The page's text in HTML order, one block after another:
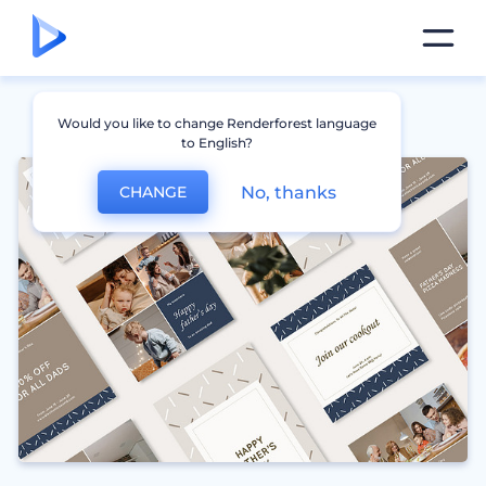
Would you like to change Renderforest language
to English?
CHANGE No, thanks